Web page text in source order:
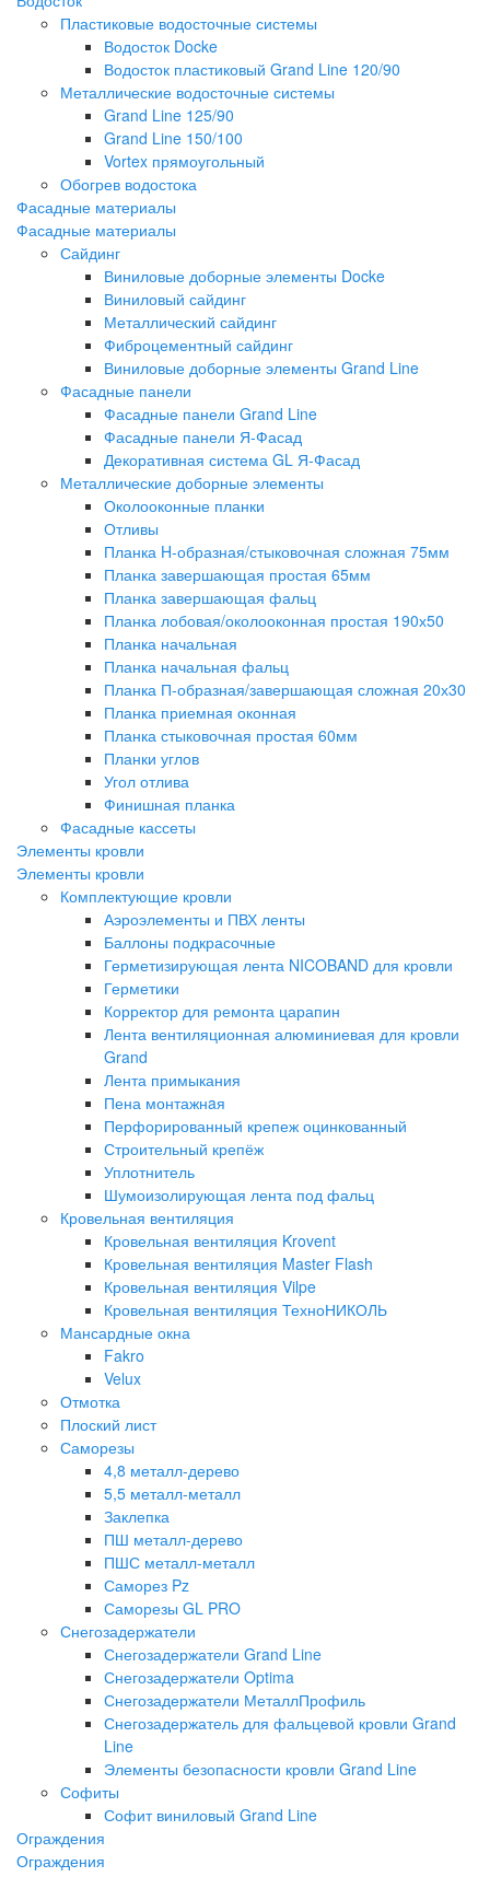
Пластиковые водосточные системы
Водосток Docke
Водосток пластиковый Grand Line 120/90
Металлические водосточные системы
Grand Line 125/90
Grand Line 150/100
Vortex прямоугольный
Обогрев водостока
Фасадные материалы
Фасадные материалы
Сайдинг
Виниловые доборные элементы Docke
Виниловый сайдинг
Металлический сайдинг
Фиброцементный сайдинг
Виниловые доборные элементы Grand Line
Фасадные панели
Фасадные панели Grand Line
Фасадные панели Я-Фасад
Декоративная система GL Я-Фасад
Металлические доборные элементы
Околооконные планки
Отливы
Планка H-образная/стыковочная сложная 75мм
Планка завершающая простая 65мм
Планка завершающая фальц
Планка лобовая/околооконная простая 190х50
Планка начальная
Планка начальная фальц
Планка П-образная/завершающая сложная 20х30
Планка приемная оконная
Планка стыковочная простая 60мм
Планки углов
Угол отлива
Финишная планка
Фасадные кассеты
Элементы кровли
Элементы кровли
Комплектующие кровли
Аэроэлементы и ПВХ ленты
Баллоны подкрасочные
Герметизирующая лента NICOBAND для кровли
Герметики
Корректор для ремонта царапин
Лента вентиляционная алюминиевая для кровли
Grand
Лента примыкания
Пена монтажнaя
Перфорированный крепеж оцинкованный
Строительный крепёж
Уплотнитель
Шумоизолирующая лента под фальц
Кровельная вентиляция
Кровельная вентиляция Krovent
Кровельная вентиляция Master Flash
Кровельная вентиляция Vilpe
Кровельная вентиляция ТехноНИКОЛЬ
Мансардные окна
Fakro
Velux
Отмотка
Плоский лист
Саморезы
4,8 металл-дерево
5,5 металл-металл
Заклепка
ПШ металл-дерево
ПШС металл-металл
Саморез Pz
Саморезы GL PRO
Снегозадержатели
Снегозадержатели Grand Line
Снегозадержатели Optima
Снегозадержатели МеталлПрофиль
Снегозадержатель для фальцевой кровли Grand
Line
Элементы безопасности кровли Grand Line
Софиты
Софит виниловый Grand Line
Ограждения
Ограждения